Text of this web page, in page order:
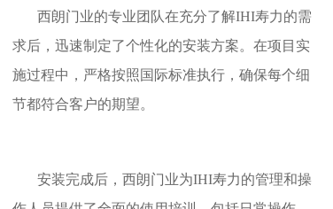
西朗门业的专业团队在充分了解IHI寿力的需
求后，迅速制定了个性化的安装方案。在项目实
施过程中，严格按照国际标准执行，确保每个细
节都符合客户的期望。
安装完成后，西朗门业为IHI寿力的管理和操